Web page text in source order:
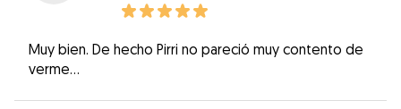
Muy bien. De hecho Pirri no pareció muy contento de
verme...